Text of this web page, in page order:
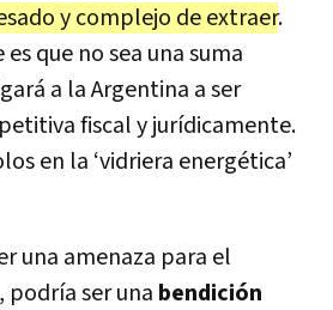
y complejo de extraer.
que no sea una suma
a la Argentina a ser
fiscal y jurídicamente.
en la ‘vidriera energética’
una amenaza para el
ser una bendición